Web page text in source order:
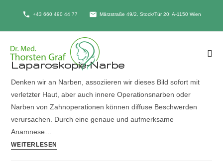
+43 660 490 44 77 Märzstraße 49/2. Stock/Tür 20; A-1150 Wien
Laparoskopie-Narbe
Denken wir an Narben, assoziieren wir dieses Bild sofort mit
verletzter Haut, aber auch innere Operationsnarben oder
Narben von Zahnoperationen können diffuse Beschwerden
verursachen. Durch eine genaue und aufmerksame
Anamnese…
WEITERLESEN